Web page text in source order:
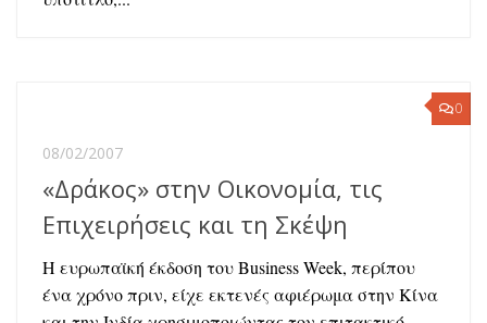
0
08/02/2007
«Δράκος» στην Οικονομία, τις
Επιχειρήσεις και τη Σκέψη
Η ευρωπαϊκή έκδοση του Business Week, περίπου
ένα χρόνο πριν, είχε εκτενές αφιέρωμα στην Κίνα